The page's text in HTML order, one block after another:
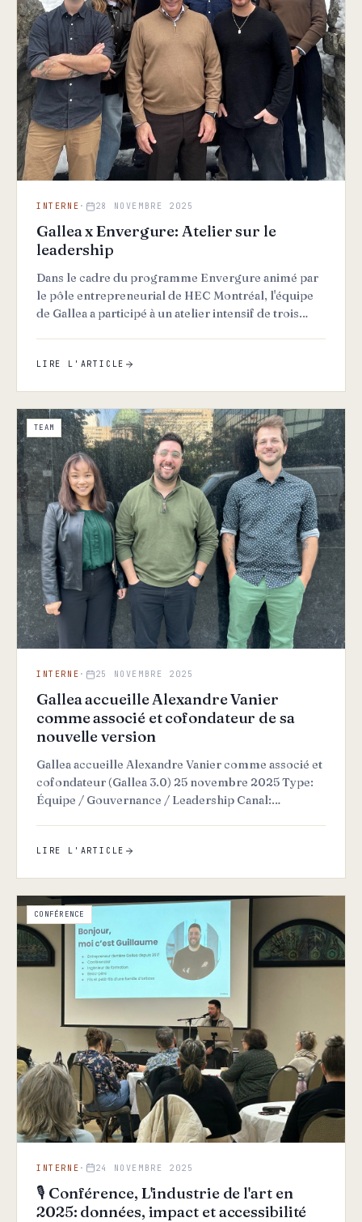
INTERNE · 28 NOVEMBRE 2025
Gallea x Envergure: Atelier sur le
leadership
Dans le cadre du programme Envergure animé par
le pôle entrepreneurial de HEC Montréal, l'équipe
de Gallea a participé à un atelier intensif de trois
LIRE L'ARTICLE
TEAM
INTERNE · 25 NOVEMBRE 2025
Gallea accueille Alexandre Vanier
comme associé et cofondateur de sa
nouvelle version
Gallea accueille Alexandre Vanier comme associé et
cofondateur (Gallea 3.0) 25 novembre 2025 Type:
Équipe / Gouvernance / Leadership Canal:
LIRE L'ARTICLE
CONFÉRENCE
INTERNE · 24 NOVEMBRE 2025
🎙️ Conférence, L'industrie de l'art en
2025: données, impact et accessibilité